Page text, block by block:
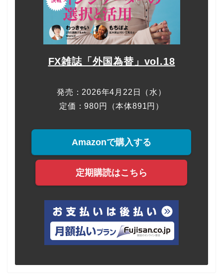
FX雑誌「外国為替」vol.18
発売：2026年4月22日（水）
定価：980円（本体891円）
Amazonで購入する
定期購読はこちら